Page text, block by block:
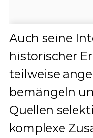
Auch seine
historischer
teilweise
bemängeln
Quellen
komplexe